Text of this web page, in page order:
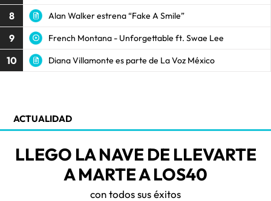
8 Alan Walker estrena “Fake A Smile”
9 French Montana - Unforgettable ft. Swae Lee
10 Diana Villamonte es parte de La Voz México
ACTUALIDAD
LLEGO LA NAVE DE LLEVARTE
A MARTE A LOS40
con todos sus éxitos